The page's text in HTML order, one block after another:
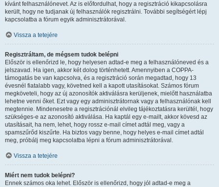
kívánt felhasználónevet. Az is előfordulhat, hogy a regisztráció kikapcsolásra
került, hogy ne tudjanak új felhasználók regisztrálni. További segítségért lépj
kapcsolatba a fórum egyik adminisztrátorával.
Vissza a tetejére
Regisztráltam, de mégsem tudok belépni
Először is ellenőrizd le, hogy helyesen adtad-e meg a felhasználóneved és a
jelszavad. Ha igen, akkor két dolog történhetett. Amennyiben a COPPA-
támogatás be van kapcsolva, és a regisztráció során megadtad, hogy 13
évesnél fiatalabb vagy, követned kell a kapott utasításokat. Számos fórum
megköveteli, hogy az új azonosítók aktiválásra kerüljenek, mielőtt használatba
lehetne venni őket. Ezt vagy egy adminisztrátornak vagy a felhasználónak kell
megtennie. Mindenesetre a regisztrációnál elvileg tájékoztatásra kerültél, hogy
szükséges-e az azonosító aktiválása. Ha kaptál egy e-mailt, akkor kövesd az
utasításait, ha nem, lehet, hogy rossz e-mail címet adtál meg, vagy a
spamszűrőd kiszűrte. Ha biztos vagy benne, hogy helyes e-mail címet adtál
meg, próbálj meg kapcsolatba lépni a fórum adminisztrátorával.
Vissza a tetejére
Miért nem tudok belépni?
Ennek számos oka lehet. Először is ellenőrizd, hogy jól adtad-e meg a